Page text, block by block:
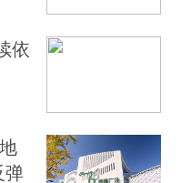
依
弹